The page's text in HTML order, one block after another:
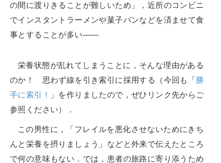
の間に渡りきることが難しいため」，近所のコンビニ
でインスタントラーメンや菓子パンなどを済ませて食
事とすることが多い――
栄養状態が乱れてしまうことに，そんな理由がある
のか！ 思わず線を引き索引に採用する（今回も「勝
手に索引！ 」を作りましたので，ぜひリンク先からご
参照ください）．
この男性に，「フレイルを悪化させないためにきち
んと栄養を摂りましょう」などと外来で伝えたところ
で何の意味もない．では，患者の旅路に寄り添うため